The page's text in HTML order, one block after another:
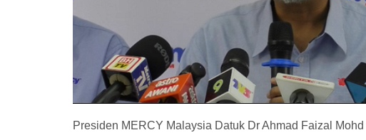
Presiden MERCY Malaysia Datuk Dr Ahmad Faizal